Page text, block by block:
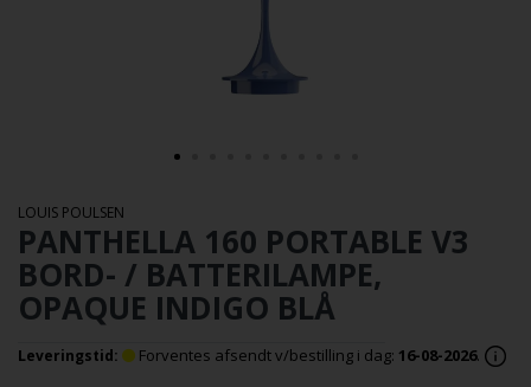
LOUIS POULSEN
PANTHELLA 160 PORTABLE V3
BORD- / BATTERILAMPE,
OPAQUE INDIGO BLÅ
Leveringstid: Forventes afsendt v/bestilling i dag: 16-08-2026.